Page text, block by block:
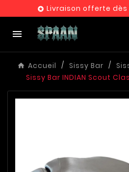
 Livraison offerte

Accueil Sissy Bar
Sissy Bar INDIAN Scout